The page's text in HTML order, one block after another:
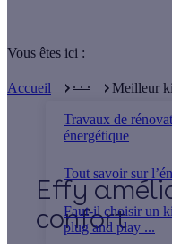
Vous êtes ici :
Accueil . . .
Travaux de
énergétique
Tout savoir sur
Faut-il choisir un
plug and play ...
Meilleur
Effy